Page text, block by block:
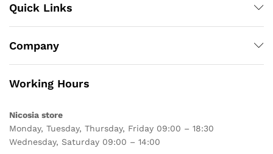
Quick Links
Company
Working Hours
Nicosia store
Monday, Tuesday, Thursday, Friday 09:00 – 18:30
Wednesday, Saturday 09:00 – 14:00